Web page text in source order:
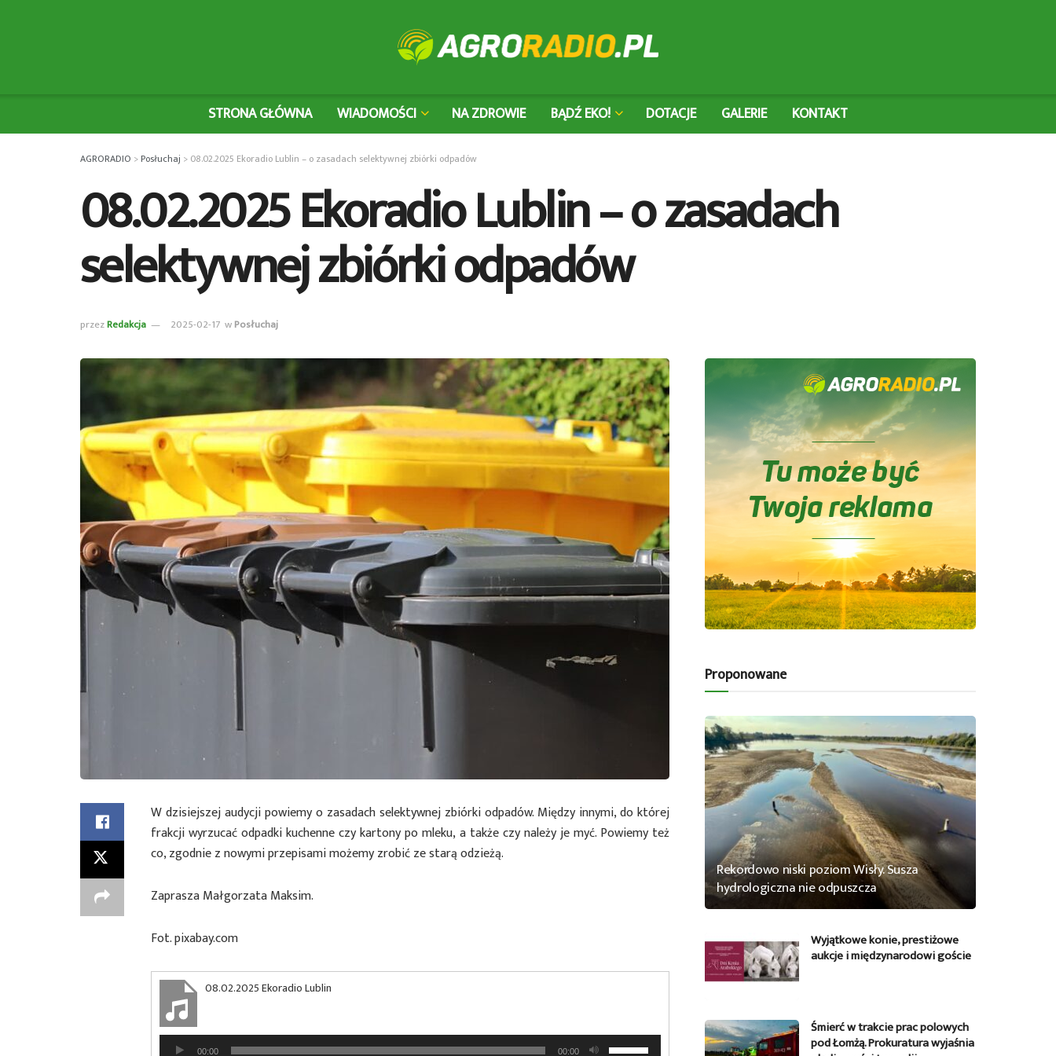
STRONA GŁÓWNA WIADOMOŚCI NA ZDROWIE BĄDŹ EKO! DOTACJE GALERIE KONTAKT
AGRORADIO >Posłuchaj > 08.02.2025 Ekoradio Lublin – o zasadach selektywnej zbiórki odpadów
08.02.2025 Ekoradio Lublin – o zasadach
selektywnej zbiórki odpadów
przezRedakcja 2025-02-17 wPosłuchaj
W dzisiejszej audycji powiemy o zasadach selektywnej zbiórki odpadów. Między innymi, do której
frakcji wyrzucać odpadki kuchenne czy kartony po mleku, a także czy należy je myć. Powiemy też
co, zgodnie z nowymi przepisami możemy zrobić ze starą odzieżą.
Zaprasza Małgorzata Maksim.
Fot. pixabay.com
08.02.2025 Ekoradio Lublin
Odtwarzacz00:00 00:00
Proponowane
Rekordowo niski poziom Wisły. Susza
hydrologiczna nie odpuszcza
Wyjątkowe konie, prestiżowe
aukcje i międzynarodowi goście
Śmierć w trakcie prac polowych
pod Łomżą. Prokuratura wyjaśnia